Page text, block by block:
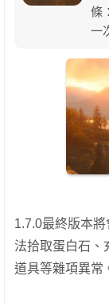
條
一
1.7.0最終版本
法拾取蛋白石、
道具等雜項異常